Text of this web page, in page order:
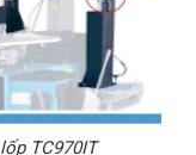
TC970IT